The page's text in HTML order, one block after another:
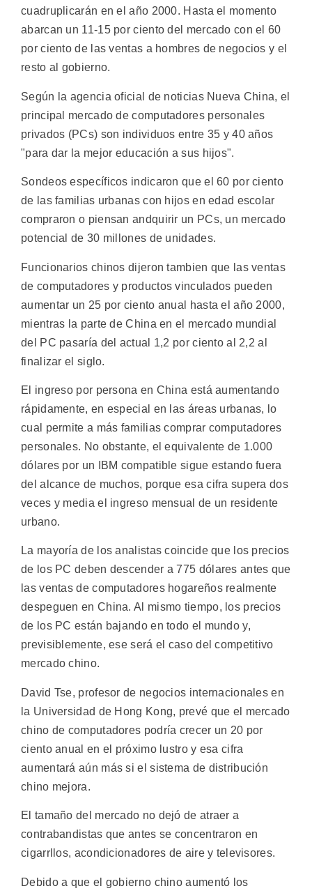
cuadruplicarán en el año 2000. Hasta el momento
abarcan un 11-15 por ciento del mercado con el 60
por ciento de las ventas a hombres de negocios y el
resto al gobierno.
Según la agencia oficial de noticias Nueva China, el
principal mercado de computadores personales
privados (PCs) son individuos entre 35 y 40 años
"para dar la mejor educación a sus hijos".
Sondeos específicos indicaron que el 60 por ciento
de las familias urbanas con hijos en edad escolar
compraron o piensan andquirir un PCs, un mercado
potencial de 30 millones de unidades.
Funcionarios chinos dijeron tambien que las ventas
de computadores y productos vinculados pueden
aumentar un 25 por ciento anual hasta el año 2000,
mientras la parte de China en el mercado mundial
del PC pasaría del actual 1,2 por ciento al 2,2 al
finalizar el siglo.
El ingreso por persona en China está aumentando
rápidamente, en especial en las áreas urbanas, lo
cual permite a más familias comprar computadores
personales. No obstante, el equivalente de 1.000
dólares por un IBM compatible sigue estando fuera
del alcance de muchos, porque esa cifra supera dos
veces y media el ingreso mensual de un residente
urbano.
La mayoría de los analistas coincide que los precios
de los PC deben descender a 775 dólares antes que
las ventas de computadores hogareños realmente
despeguen en China. Al mismo tiempo, los precios
de los PC están bajando en todo el mundo y,
previsiblemente, ese será el caso del competitivo
mercado chino.
David Tse, profesor de negocios internacionales en
la Universidad de Hong Kong, prevé que el mercado
chino de computadores podría crecer un 20 por
ciento anual en el próximo lustro y esa cifra
aumentará aún más si el sistema de distribución
chino mejora.
El tamaño del mercado no dejó de atraer a
contrabandistas que antes se concentraron en
cigarrllos, acondicionadores de aire y televisores.
Debido a que el gobierno chino aumentó los